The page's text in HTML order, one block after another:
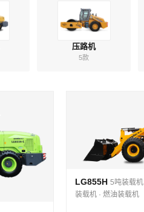
压路机
5款
LG855H 5吨装载机
装载机 · 燃油装载机